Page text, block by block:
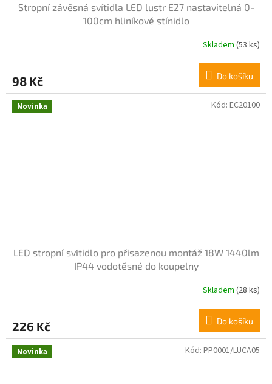
Stropní závěsná svítidla LED lustr E27 nastavitelná 0-
100cm hliníkové stínidlo
Skladem (53 ks)
98 Kč Do košíku
Novinka
LED stropní svítidlo pro přisazenou montáž 18W 1440lm
IP44 vodotěsné do koupelny
Skladem (28 ks)
226 Kč Do košíku
Kód: EC20100
Novinka Kód: PP0001/LUCA05